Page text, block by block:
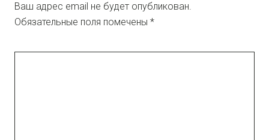
Ваш адрес email не будет опубликован.
Обязательные поля помечены *